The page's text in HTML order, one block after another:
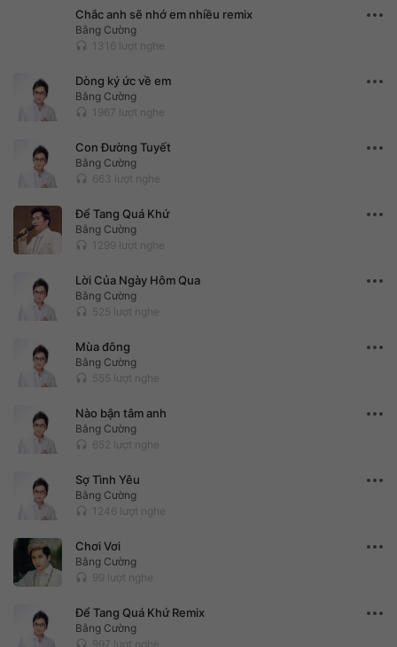
Chắc anh sẽ nhớ em nhiều remix
Bằng Cường
headset 1316 lượt nghe
Dòng ký ức về em
Bằng Cường
headset 1967 lượt nghe
Con Đường Tuyết
Bằng Cường
headset 663 lượt nghe
Để Tang Quá Khứ
Bằng Cường
headset 1299 lượt nghe
Lời Của Ngày Hôm Qua
Bằng Cường
headset 525 lượt nghe
Mùa đông
Bằng Cường
headset 555 lượt nghe
Nào bận tâm anh
Bằng Cường
headset 652 lượt nghe
Sợ Tình Yêu
Bằng Cường
headset 1246 lượt nghe
Chơi Vơi
Bằng Cường
headset 99 lượt nghe
Để Tang Quá Khứ Remix
Bằng Cường
headset 997 lượt nghe